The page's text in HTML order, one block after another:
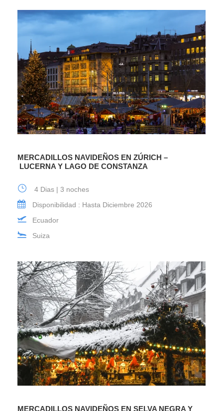
MERCADILLOS NAVIDEÑOS EN ZÚRICH –
LUCERNA Y LAGO DE CONSTANZA
4 Dias | 3 noches
Disponibilidad : Hasta Diciembre 2026
Ecuador
Suiza
MERCADILLOS NAVIDEÑOS EN SELVA NEGRA Y